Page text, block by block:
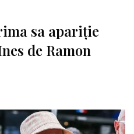
sa apariție
de Ramon